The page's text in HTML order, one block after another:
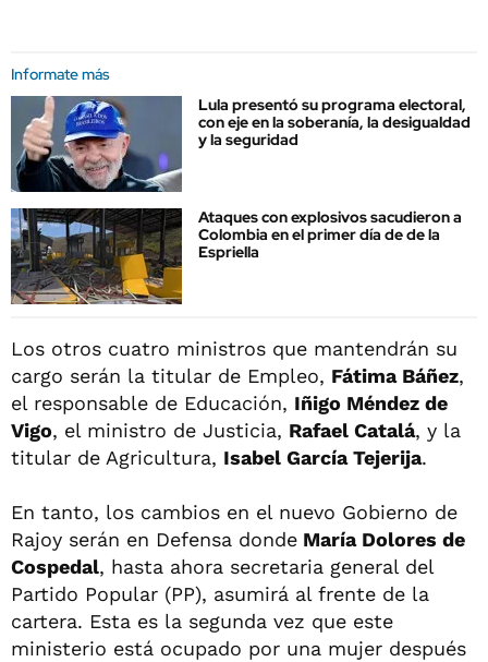
Informate más
Lula presentó su programa electoral,
con eje en la soberanía, la desigualdad
y la seguridad
Ataques con explosivos sacudieron a
Colombia en el primer día de de la
Espriella
Los otros cuatro ministros que mantendrán su
cargo serán la titular de Empleo, Fátima Báñez,
el responsable de Educación, Iñigo Méndez de
Vigo, el ministro de Justicia, Rafael Catalá, y la
titular de Agricultura, Isabel García Tejerija.
En tanto, los cambios en el nuevo Gobierno de
Rajoy serán en Defensa donde María Dolores de
Cospedal, hasta ahora secretaria general del
Partido Popular (PP), asumirá al frente de la
cartera. Esta es la segunda vez que este
ministerio está ocupado por una mujer después